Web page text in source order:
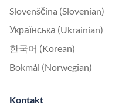
Slovenščina (Slovenian)
Українська (Ukrainian)
한국어 (Korean)
Bokmål (Norwegian)
Kontakt